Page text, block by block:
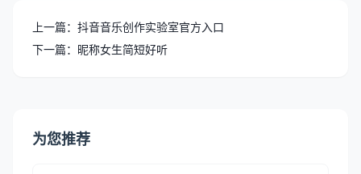
上一篇：抖音音乐创作实验室官方入口
下一篇：昵称女生简短好听
为您推荐